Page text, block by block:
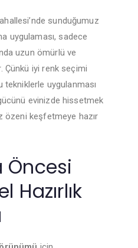
sunduğumuz
uygulaması, sadece
uzun ömürlü ve
Çünkü iyi renk seçimi
tekniklerle uygulanması
evinizde hissetmek
özeni keşfetmeye hazır
Öncesi
Hazırlık